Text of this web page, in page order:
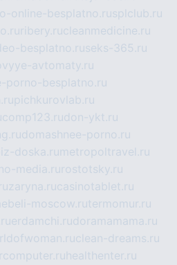
online-besplatno.rusplclub.ru
ribery.rucleanmedicine.ru
besplatno.ruseks-365.ru
avtomaty.ru
porno-besplatno.ru
pichkurovlab.ru
comp123.rudon-ykt.ru
domashnee-porno.ru
doska.ru metropoltravel.ru
media.ru rostotsky.ru
zaryna.rucasinotablet.ru
moscow.rutermomur.ru
erdamchi.rudoramamama.ru
clean-dreams.ru
healthenter.ru